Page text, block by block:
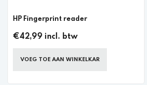
HP Fingerprint reader
€42,99 incl. btw
VOEG TOE AAN WINKELKAR